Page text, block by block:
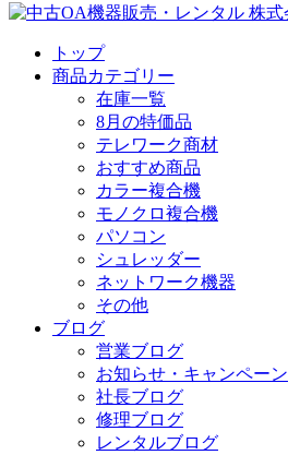
トップ
商品カテゴリー
在庫一覧
8月の特価品
テレワーク商材
おすすめ商品
カラー複合機
モノクロ複合機
パソコン
シュレッダー
ネットワーク機器
その他
ブログ
営業ブログ
お知らせ・キャンペーン
社長ブログ
修理ブログ
レンタルブログ